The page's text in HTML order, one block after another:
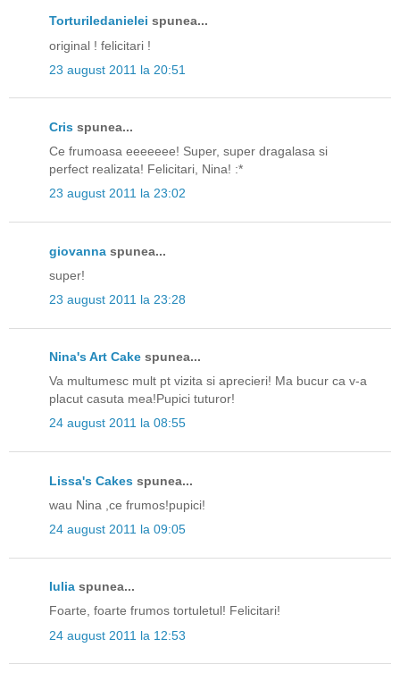
Torturiledanielei spunea...
original ! felicitari !
23 august 2011 la 20:51
Cris spunea...
Ce frumoasa eeeeeee! Super, super dragalasa si
perfect realizata! Felicitari, Nina! :*
23 august 2011 la 23:02
giovanna spunea...
super!
23 august 2011 la 23:28
Nina's Art Cake spunea...
Va multumesc mult pt vizita si aprecieri! Ma bucur ca v-a
placut casuta mea!Pupici tuturor!
24 august 2011 la 08:55
Lissa's Cakes spunea...
wau Nina ,ce frumos!pupici!
24 august 2011 la 09:05
Iulia spunea...
Foarte, foarte frumos tortuletul! Felicitari!
24 august 2011 la 12:53